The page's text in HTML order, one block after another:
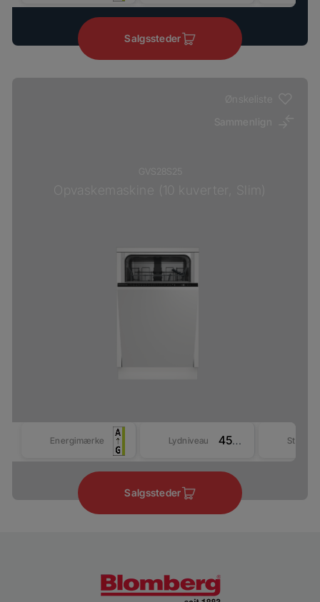
Salgssteder
Energimærke Lydniveau 45 dBA
Salgssteder